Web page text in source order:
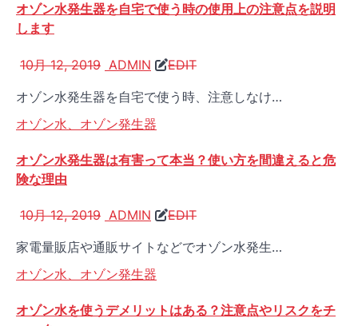
オゾン水発生器を自宅で使う時の使用上の注意点を説明
します
10月 12, 2019 ADMIN
EDIT
オゾン水発生器を自宅で使う時、注意しなけ…
オゾン水、オゾン発生器
オゾン水発生器は有害って本当？使い方を間違えると危
険な理由
10月 12, 2019 ADMIN
EDIT
家電量販店や通販サイトなどでオゾン水発生…
オゾン水、オゾン発生器
オゾン水を使うデメリットはある？注意点やリスクをチ